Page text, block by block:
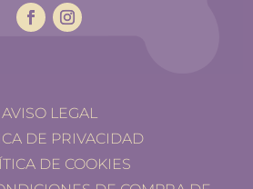
AVISO LEGAL
DE PRIVACIDAD
DE COOKIES